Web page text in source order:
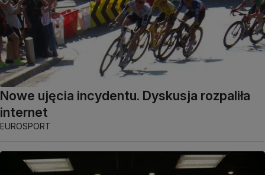
Nowe ujęcia incydentu. Dyskusja rozpaliła
internet
EUROSPORT